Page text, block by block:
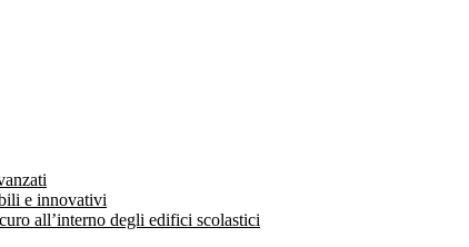
e innovativi
all’interno degli edifici scolastici